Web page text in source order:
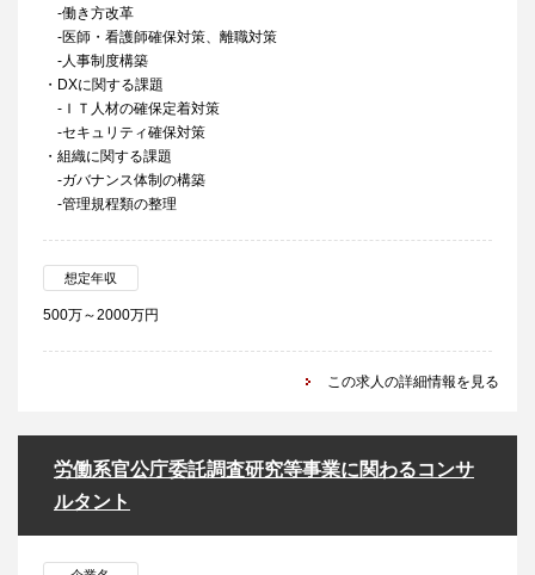
-働き方改革
-医師・看護師確保対策、離職対策
-人事制度構築
・DXに関する課題
-ＩＴ人材の確保定着対策
-セキュリティ確保対策
・組織に関する課題
-ガバナンス体制の構築
-管理規程類の整理
想定年収
500万～2000万円
この求人の詳細情報を見る
労働系官公庁委託調査研究等事業に関わるコンサ
ルタント